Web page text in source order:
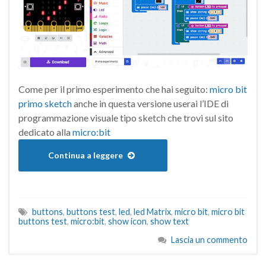
Come per il primo esperimento che hai seguito: micro bit
primo sketchanche in questa versione userai l’IDE di
programmazione visuale tipo sketch che trovi sul sito
dedicato alla micro:bit
Continua a leggere
buttons, buttons test, led, led Matrix, micro bit, micro bit
buttons test, micro:bit, show icon, show text
Lascia un commento